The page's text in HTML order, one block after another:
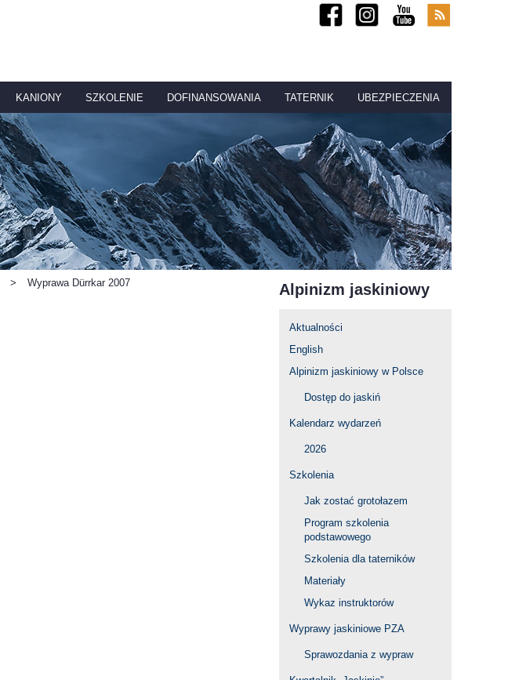
KANIONY SZKOLENIE DOFINANSOWANIA TATERNIK UBEZPIECZENIA
Alpinizm jaskiniowy
Aktualności
English
Alpinizm jaskiniowy w Polsce
Dostęp do jaskiń
Kalendarz wydarzeń
2026
Szkolenia
Jak zostać grotołazem
Program szkolenia
podstawowego
Szkolenia dla taterników
Materiały
Wykaz instruktorów
Wyprawy jaskiniowe PZA
Sprawozdania z wypraw
> Wyprawa Dürrkar 2007